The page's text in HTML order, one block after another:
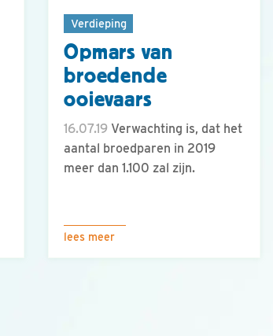
Verdieping
Opmars van
broedende
ooievaars
16.07.19 Verwachting is, dat het
aantal broedparen in 2019
meer dan 1.100 zal zijn.
lees meer